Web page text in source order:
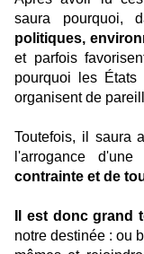
saura pourquoi,
politiques,
et parfois
pourquoi les
organisent de
Toutefois, il saura
l'arrogance d'une
contrainte et de
Il est donc
notre destinée : ou